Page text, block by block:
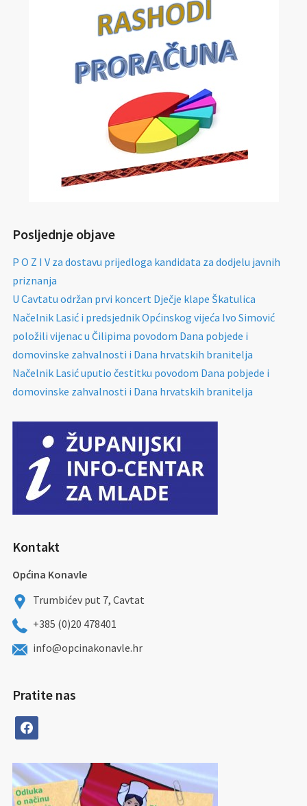
Posljednje objave
P O Z I V za dostavu prijedloga kandidata za dodjelu javnih
priznanja
U Cavtatu održan prvi koncert Dječje klape Škatulica
Načelnik Lasić i predsjednik Općinskog vijeća Ivo Simović
položili vijenac u Čilipima povodom Dana pobjede i
domovinske zahvalnosti i Dana hrvatskih branitelja
Načelnik Lasić uputio čestitku povodom Dana pobjede i
domovinske zahvalnosti i Dana hrvatskih branitelja
Kontakt
Općina Konavle
Trumbićev put 7, Cavtat
+385 (0)20 478401
info@opcinakonavle.hr
Pratite nas
facebook